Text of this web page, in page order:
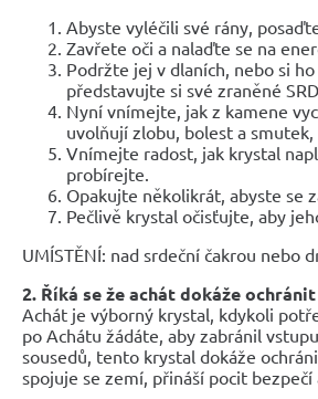
Abyste vyléčili své rány,
Zavřete oči a nalaďte se na
Podržte jej v dlaních, nebo si
představujte si své zraněné
Nyní vnímejte, jak z kamene
uvolňují zlobu, bolest a
Vnímejte radost, jak krystal
probírejte.
Opakujte několikrát, abyste se
Pečlivě krystal očisťujte, aby
UMÍSTĚNÍ: nad srdeční čakrou nebo
2. Říká se že achát dokáže
Achát je výborný krystal, kdykoli
po Achátu žádáte, aby zabránil
sousedů, tento krystal dokáže
spojuje se zemí, přináší pocit bezpečí